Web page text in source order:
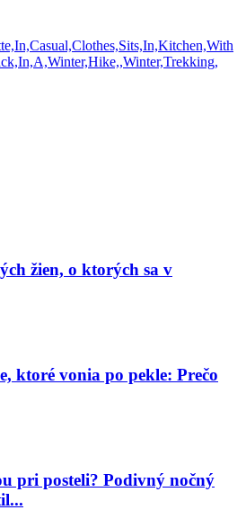
žien, o ktorých sa v
ktoré vonia po pekle: Prečo
pri posteli? Podivný nočný